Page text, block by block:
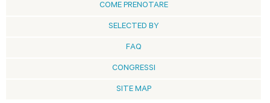
COME PRENOTARE
SELECTED BY
FAQ
CONGRESSI
SITE MAP